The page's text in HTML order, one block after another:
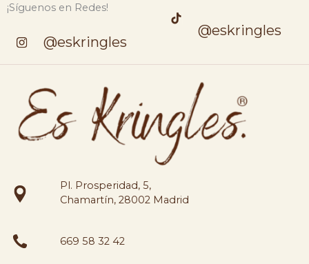
¡Síguenos en Redes!
@eskringles
@eskringles
Pl. Prosperidad, 5,
Chamartín, 28002 Madrid
669 58 32 42